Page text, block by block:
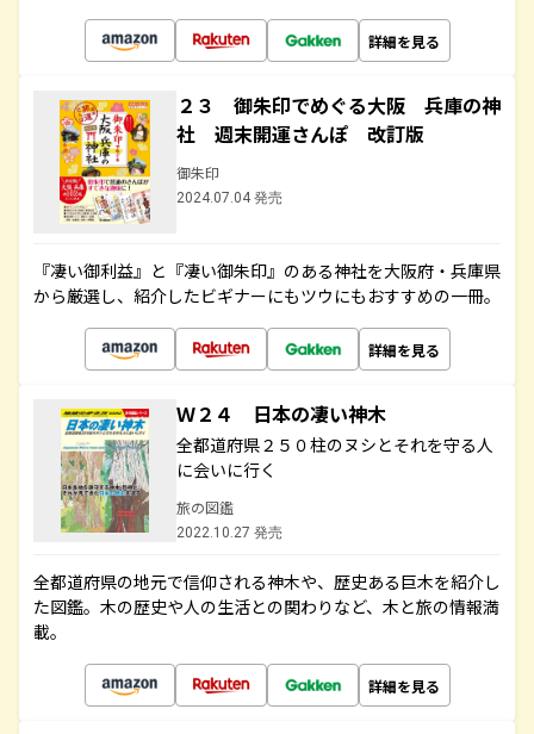
詳細を見る
２３ 御朱印でめぐる大阪 兵庫の神
社 週末開運さんぽ 改訂版
御朱印
2024.07.04 発売
『凄い御利益』と『凄い御朱印』のある神社を大阪府・兵庫県
から厳選し、紹介したビギナーにもツウにもおすすめの一冊。
詳細を見る
Ｗ２４ 日本の凄い神木
全都道府県２５０柱のヌシとそれを守る人
に会いに行く
旅の図鑑
2022.10.27 発売
全都道府県の地元で信仰される神木や、歴史ある巨木を紹介し
た図鑑。木の歴史や人の生活との関わりなど、木と旅の情報満
載。
詳細を見る